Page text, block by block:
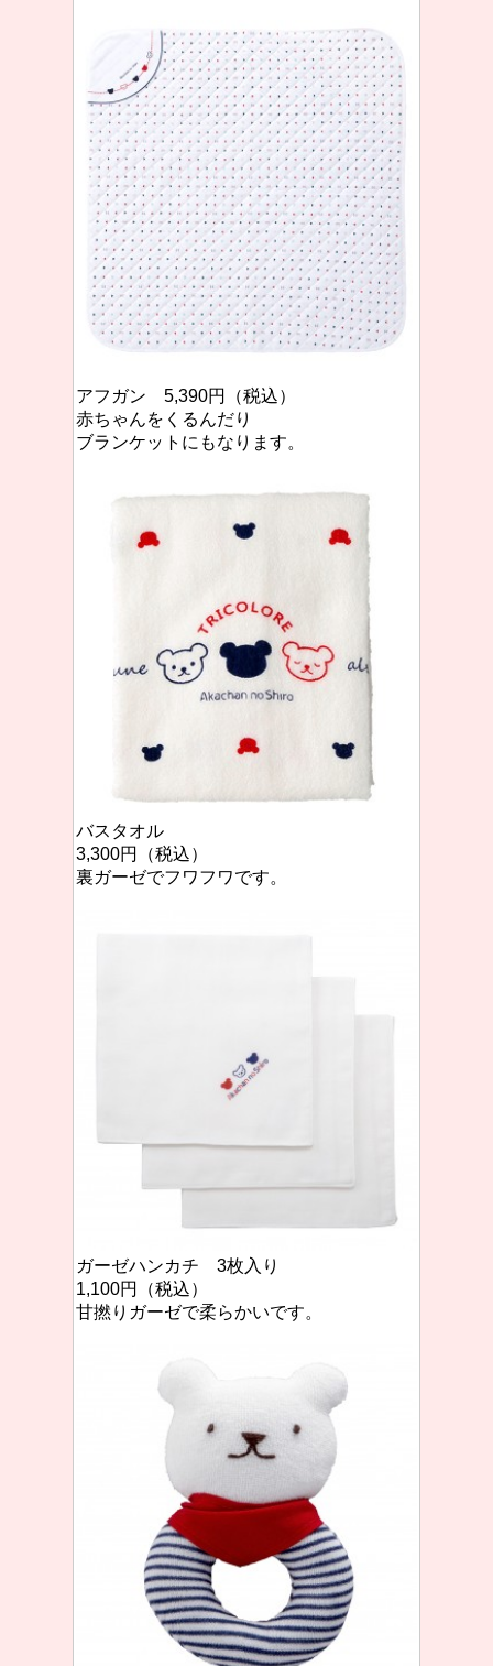
アフガン 5,390円（税込）
赤ちゃんをくるんだり
ブランケットにもなります。
バスタオル
3,300円（税込）
裏ガーゼでフワフワです。
ガーゼハンカチ 3枚入り
1,100円（税込）
甘撚りガーゼで柔らかいです。